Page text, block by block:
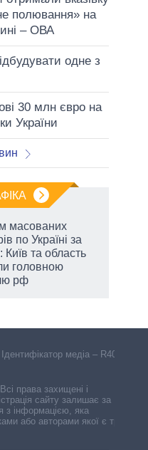
полювання» на
– ОВА
одне з
30 млн євро на
України
масованих
по Україні за
Київ та область
головною
рф
медіа – R40-
Всі права захищені і
сайту залишає за
з інформацією, яка
або авторами якої є треті